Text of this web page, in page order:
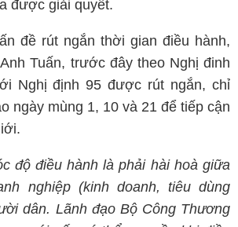
được giải quyết.
đề rút ngắn thời gian điều hành,
Tuấn, trước đây theo Nghị đinh
Nghị định 95 được rút ngắn, chỉ
ngày mùng 1, 10 và 21 để tiếp cận
độ điều hành là phải hài hoà giữa
nghiệp (kinh doanh, tiêu dùng
dân. Lãnh đạo Bộ Công Thương